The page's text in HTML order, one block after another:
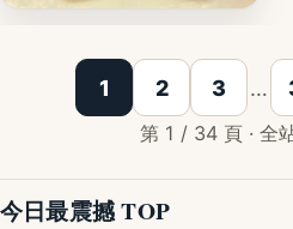
クロワッ…
1 2 3 …
第 1 / 34 頁 · 全
今日最震撼 TOP